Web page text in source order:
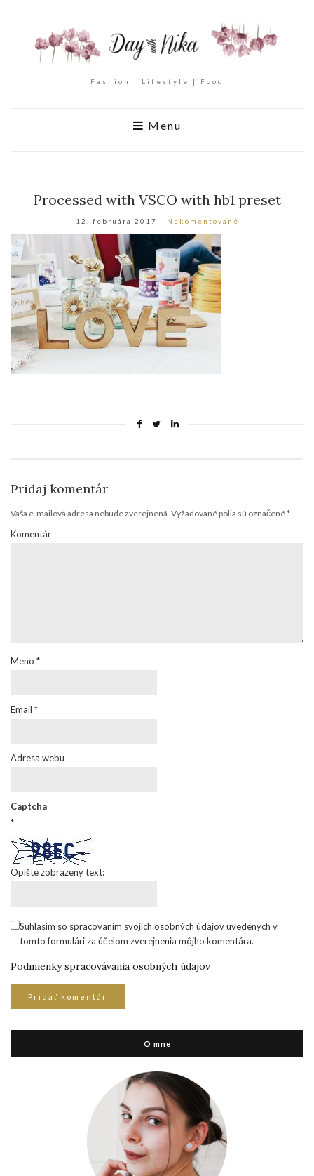
Fashion | Lifestyle | Food
Menu
Processed with VSCO with hb1 preset
12. februára 2017 Nekomentované
Pridaj komentár
Vaša e-mailová adresa nebude zverejnená. Vyžadované polia sú označené*
Komentár
Meno *
Email *
Adresa webu
Captcha
*
Opíšte zobrazený text:
Súhlasím so spracovaním svojich osobných údajov uvedených v
tomto formulári za účelom zverejnenia môjho komentára.
Podmienky spracovávania osobných údajov
O mne